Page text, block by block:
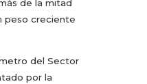
de la mitad
peso creciente
del Sector
por la